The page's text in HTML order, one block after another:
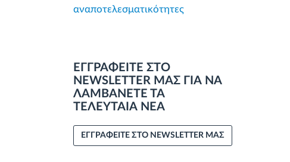
αναποτελεσματικότητες
ΕΓΓΡΑΦΕΙΤΕ ΣΤΟ
NEWSLETTER ΜΑΣ ΓΙΑ ΝΑ
ΛΑΜΒΑΝΕΤΕ ΤΑ
ΤΕΛΕΥΤΑΙΑ ΝΕΑ
ΕΓΓΡΑΦΕΙΤΕ ΣΤΟ NEWSLETTER ΜΑΣ